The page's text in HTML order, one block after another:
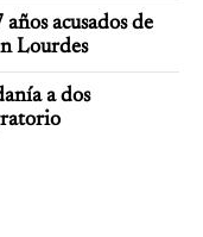
acusados de
Lourdes
a dos